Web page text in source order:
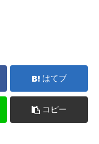
はてブ
コピー